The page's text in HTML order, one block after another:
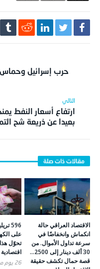
حرب إسرائيل
ارتفاع أسعار النفط
بعيدا عن ذريعة شح
الاقتصاد العراقي حالة
انكماش وانخفاضًا في
سرعة تداول الأموال. من
30 ألف دينار إلى 2500…
قصة حمال تكشف حقيقة
596
على
تحوّل
26 يوم ‎مضي